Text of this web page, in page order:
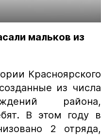
мальков из
Красноярского
из числа
района,
В этом году в
2 отряда,